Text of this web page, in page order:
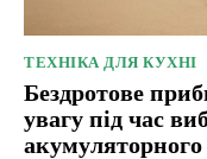
ТЕХНІКА ДЛЯ КУХНІ
Бездротове
увагу під час